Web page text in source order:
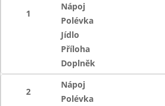
1
Nápoj
Polévka
Jídlo
Příloha
Doplněk
2
Nápoj
Polévka